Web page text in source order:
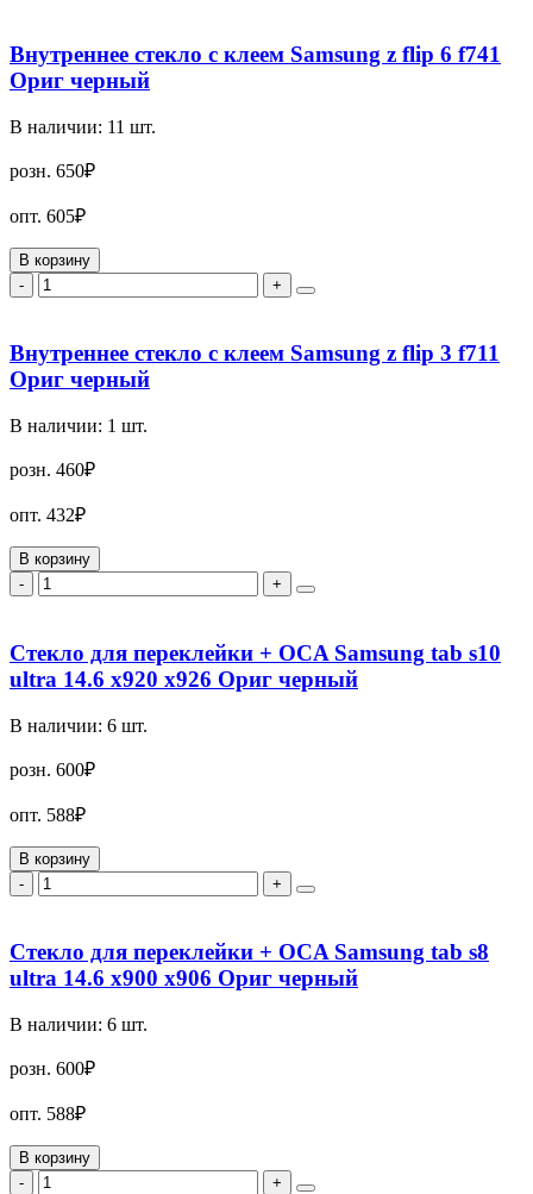
Внутреннее стекло с клеем Samsung z flip 6 f741
Ориг черный
В наличии: 11 шт.
розн. 650₽
опт. 605₽
В корзину
-
+
Внутреннее стекло с клеем Samsung z flip 3 f711
Ориг черный
В наличии: 1 шт.
розн. 460₽
опт. 432₽
В корзину
-
+
Стекло для переклейки + OCA Samsung tab s10
ultra 14.6 x920 x926 Ориг черный
В наличии: 6 шт.
розн. 600₽
опт. 588₽
В корзину
-
+
Стекло для переклейки + OCA Samsung tab s8
ultra 14.6 x900 x906 Ориг черный
В наличии: 6 шт.
розн. 600₽
опт. 588₽
В корзину
-
+